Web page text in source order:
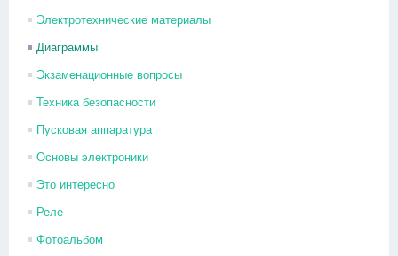
Электротехнические материалы
Диаграммы
Экзаменационные вопросы
Техника безопасности
Пусковая аппаратура
Основы электроники
Это интересно
Реле
Фотоальбом